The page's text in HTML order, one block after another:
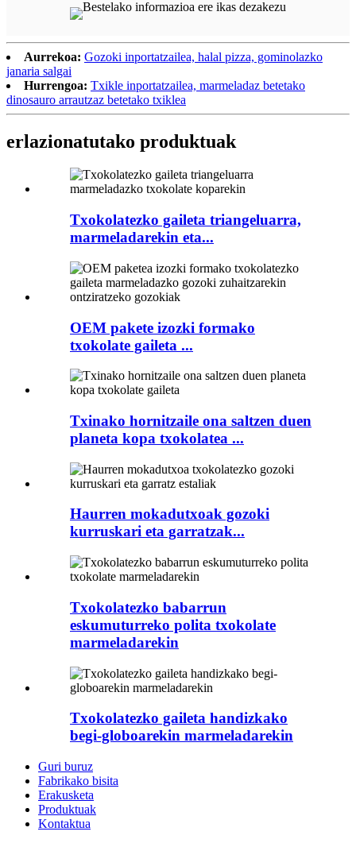
Aurrekoa: Gozoki inportatzailea, halal pizza, gominolazko
janaria salgai
Hurrengoa: Txikle inportatzailea, marmeladaz betetako
dinosauro arrautzaz betetako txiklea
erlazionatutako produktuak
Txokolatezko gaileta triangeluarra,
marmeladarekin eta...
OEM pakete izozki formako
txokolate gaileta ...
Txinako hornitzaile ona saltzen duen
planeta kopa txokolatea ...
Haurren mokadutxoak gozoki
kurruskari eta garratzak...
Txokolatezko babarrun
eskumuturreko polita txokolate
marmeladarekin
Txokolatezko gaileta handizkako
begi-globoarekin marmeladarekin
Guri buruz
Fabrikako bisita
Erakusketa
Produktuak
Kontaktua